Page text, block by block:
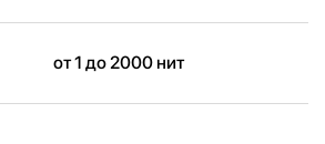
от 1 до 2000 нит